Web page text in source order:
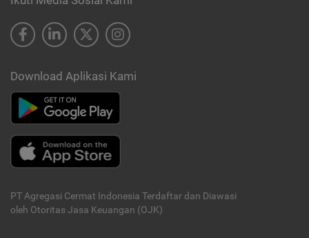
Download Aplikasi Kami
PT Agregasi Cermat Indonesia Terdaftar dan Diawasi
oleh Otoritas Jasa Keuangan (OJK)